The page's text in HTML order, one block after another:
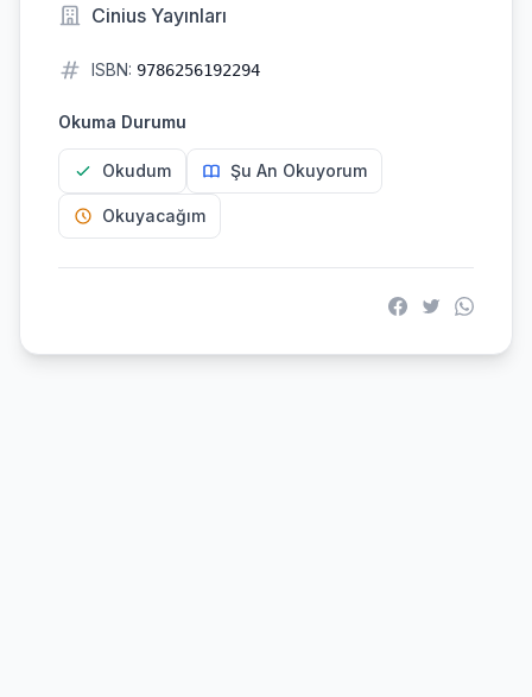
Cinius Yayınları
ISBN: 9786256192294
Okuma Durumu
Okudum Şu An Okuyorum
Okuyacağım